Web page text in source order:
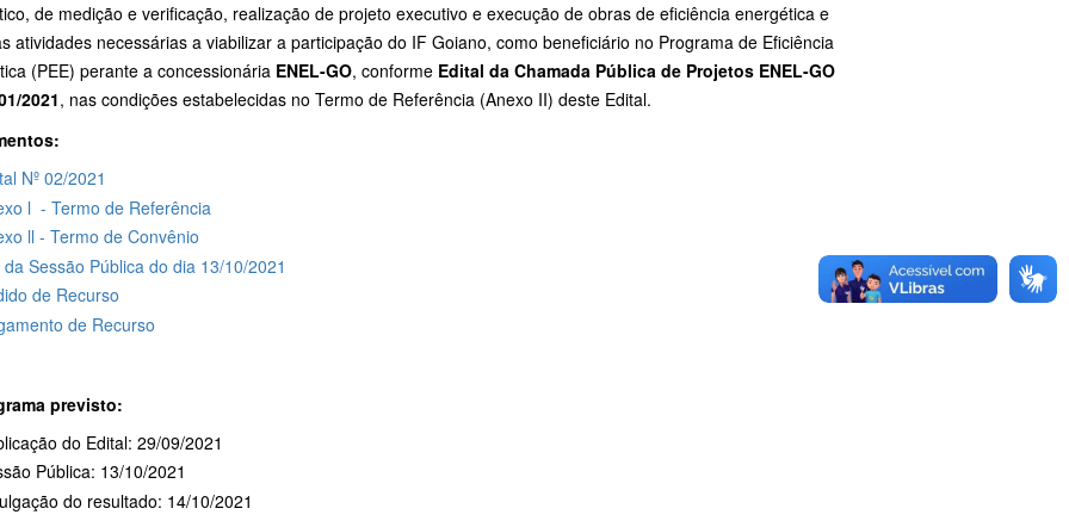
de medição e verificação, realização de projeto executivo e execução de obras de eficiência energética e
atividades necessárias a viabilizar a participação do IF Goiano, como beneficiário no Programa de Eficiência
(PEE) perante a concessionária ENEL-GO, conforme Edital da Chamada Pública de Projetos ENEL-GO
2021, nas condições estabelecidas no Termo de Referência (Anexo II) deste Edital.
Nº 02/2021
l - Termo de Referência
ll - Termo de Convênio
da Sessão Pública do dia 13/10/2021
de Recurso
de Recurso
previsto:
do Edital: 29/09/2021
Pública: 13/10/2021
do resultado: 14/10/2021